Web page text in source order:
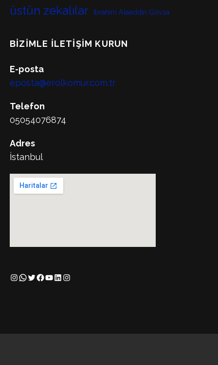
üstün zekalılar İbrahim Alaeddin Gövsa
BIZIMLE İLETIŞIM KURUN
E-posta
eposta@erolkomur.com.tr
Telefon
05054076874
Adres
İstanbul
Instagram
WhatsApp
Twitter
Facebook
YouTube
LinkedIn
Instagram